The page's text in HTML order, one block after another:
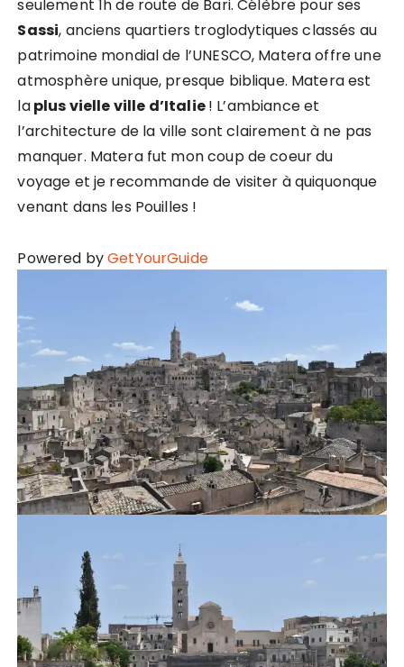
seulement 1h de route de Bari. Célèbre pour ses
Sassi, anciens quartiers troglodytiques classés au
patrimoine mondial de l’UNESCO, Matera offre une
atmosphère unique, presque biblique. Matera est
laplus vielle ville d’Italie! L’ambiance et
l’architecture de la ville sont clairement à ne pas
manquer. Matera fut mon coup de coeur du
voyage et je recommande de visiter à quiquonque
venant dans les Pouilles !
Powered byGetYourGuide